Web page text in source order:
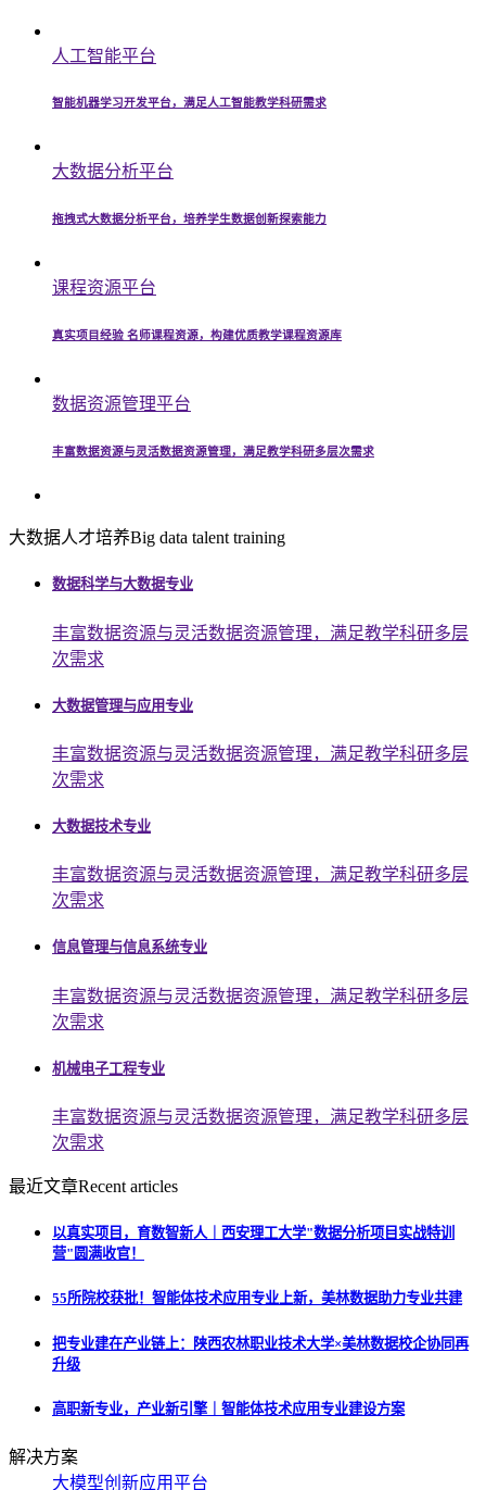
人工智能平台
智能机器学习开发平台，满足人工智能教学科研需求
大数据分析平台
拖拽式大数据分析平台，培养学生数据创新探索能力
课程资源平台
真实项目经验 名师课程资源，构建优质教学课程资源库
数据资源管理平台
丰富数据资源与灵活数据资源管理，满足教学科研多层次需求
大数据人才培养Big data talent training
数据科学与大数据专业
丰富数据资源与灵活数据资源管理，满足教学科研多层
次需求
大数据管理与应用专业
丰富数据资源与灵活数据资源管理，满足教学科研多层
次需求
大数据技术专业
丰富数据资源与灵活数据资源管理，满足教学科研多层
次需求
信息管理与信息系统专业
丰富数据资源与灵活数据资源管理，满足教学科研多层
次需求
机械电子工程专业
丰富数据资源与灵活数据资源管理，满足教学科研多层
次需求
最近文章Recent articles
以真实项目，育数智新人｜西安理工大学"数据分析项目实战特训
营"圆满收官！
55所院校获批！智能体技术应用专业上新，美林数据助力专业共建
把专业建在产业链上：陕西农林职业技术大学×美林数据校企协同再
升级
高职新专业，产业新引擎｜智能体技术应用专业建设方案
解决方案
大模型创新应用平台